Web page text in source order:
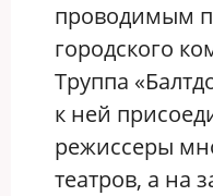
проводимым
городского
Труппа
к ней
режиссеры
театров, а на